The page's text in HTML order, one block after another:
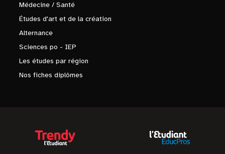
Médecine / Santé
Études d'art et de la création
Alternance
Sciences po - IEP
Les études par région
Nos fiches diplômes